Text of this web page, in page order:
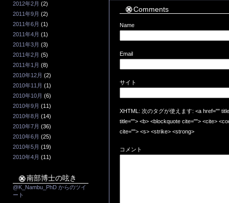
2012年2月 (2)
2011年9月 (2)
2011年6月 (1)
2011年4月 (1)
2011年3月 (3)
2011年2月 (5)
2011年1月 (8)
2010年12月 (2)
2010年11月 (1)
2010年10月 (6)
2010年9月 (11)
2010年8月 (14)
2010年7月 (36)
2010年6月 (25)
2010年5月 (19)
2010年4月 (11)
南部博士の呟き
@K_Nambu_PhD からのツイ
ート
Comments
Name
Email
サイト
XHTML: 次のタグが使えます: <a href=""
title=""> <b> <blockquote cite=""> <cite>
cite=""> <s> <strike> <strong>
コメント